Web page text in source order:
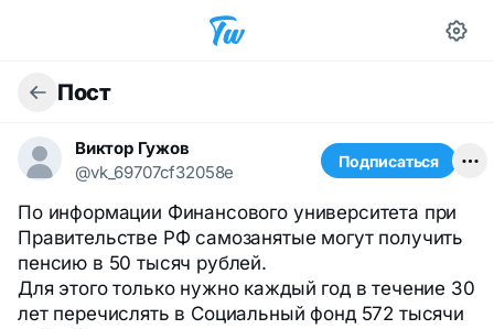
Пост
Виктор Гужов
@vk_69707cf32058e
Подписаться
По информации Финансового университета при
Правительстве РФ самозанятые могут получить
пенсию в 50 тысяч рублей.
Для этого только нужно каждый год в течение 30
лет перечислять в Социальный фонд 572 тысячи